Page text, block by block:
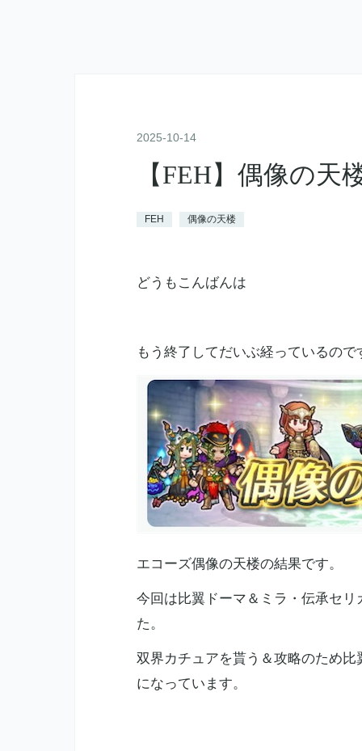
2025-10-14
【FEH】偶像の天
FEH 偶像の天楼
どうもこんばんは
もう終了してだいぶ経っているの
エコーズ偶像の天楼の結果です。
今回は比翼ドーマ＆ミラ・伝承セ
た。
双界カチュアを貰う＆攻略のため
になっています。